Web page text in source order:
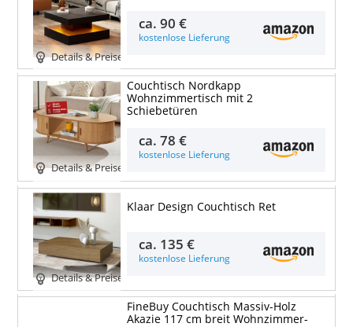
Details & Preise
ca.90 €
kostenlose Lieferung
Details & Preise
Couchtisch Nordkapp
Wohnzimmertisch mit 2
Schiebetüren
ca.78 €
kostenlose Lieferung
Details & Preise
Klaar Design Couchtisch Ret
ca. 135 €
kostenlose Lieferung
FineBuy Couchtisch Massiv-Holz
Akazie 117 cm breit Wohnzimmer-